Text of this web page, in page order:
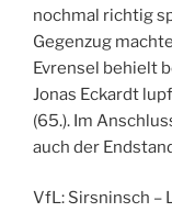
nochmal richtig
Gegenzug
Evrensel behielt
Jonas Eckardt
(65.). Im
auch der
VfL: Sirsninsch –